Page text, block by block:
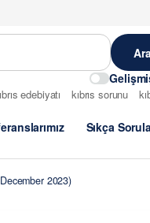
edebiyatı kıbrıs sorunu
Sıkça
2023)